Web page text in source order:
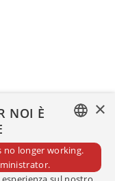
ITALIAN
×
NOI È
no longer working.